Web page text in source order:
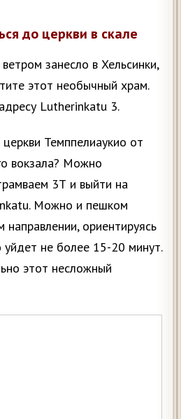
до церкви в скале
занесло в Хельсинки,
этот необычный храм.
Lutherinkatu 3.
Темппелиаукио от
вокзала? Можно
3Т и выйти на
Можно и пешком
направлении, ориентируясь
уйдет не более 15-20 минут.
этот несложный